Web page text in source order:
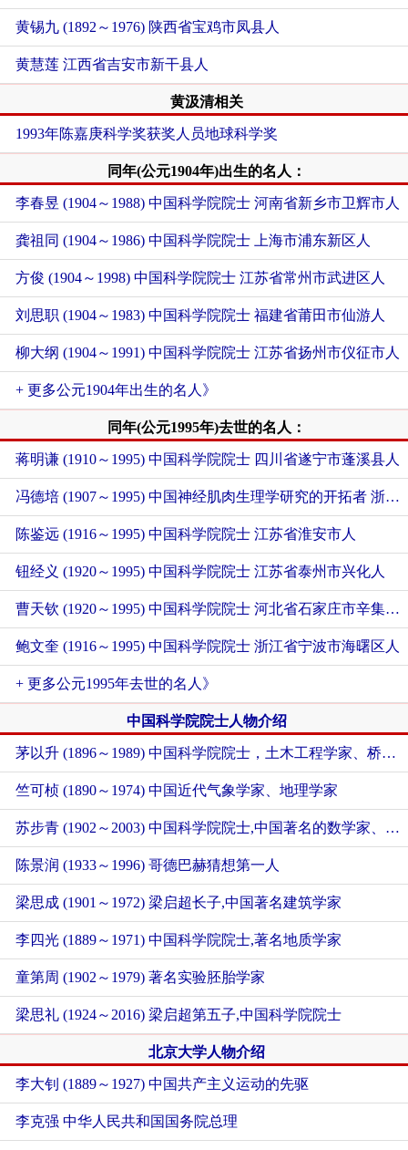
黄锡九 (1892～1976) 陕西省宝鸡市凤县人
黄慧莲 江西省吉安市新干县人
黄汲清相关
1993年陈嘉庚科学奖获奖人员地球科学奖
同年(公元1904年)出生的名人：
李春昱 (1904～1988) 中国科学院院士 河南省新乡市卫辉市人
龚祖同 (1904～1986) 中国科学院院士 上海市浦东新区人
方俊 (1904～1998) 中国科学院院士 江苏省常州市武进区人
刘思职 (1904～1983) 中国科学院院士 福建省莆田市仙游人
柳大纲 (1904～1991) 中国科学院院士 江苏省扬州市仪征市人
+ 更多公元1904年出生的名人》
同年(公元1995年)去世的名人：
蒋明谦 (1910～1995) 中国科学院院士 四川省遂宁市蓬溪县人
冯德培 (1907～1995) 中国神经肌肉生理学研究的开拓者 浙江省台州市临海市人
陈鉴远 (1916～1995) 中国科学院院士 江苏省淮安市人
钮经义 (1920～1995) 中国科学院院士 江苏省泰州市兴化人
曹天钦 (1920～1995) 中国科学院院士 河北省石家庄市辛集市人
鲍文奎 (1916～1995) 中国科学院院士 浙江省宁波市海曙区人
+ 更多公元1995年去世的名人》
中国科学院院士人物介绍
茅以升 (1896～1989) 中国科学院院士，土木工程学家、桥梁专家、工程教育家
竺可桢 (1890～1974) 中国近代气象学家、地理学家
苏步青 (1902～2003) 中国科学院院士,中国著名的数学家、教育家，中国微分几何学派创始人
陈景润 (1933～1996) 哥德巴赫猜想第一人
梁思成 (1901～1972) 梁启超长子,中国著名建筑学家
李四光 (1889～1971) 中国科学院院士,著名地质学家
童第周 (1902～1979) 著名实验胚胎学家
梁思礼 (1924～2016) 梁启超第五子,中国科学院院士
北京大学人物介绍
李大钊 (1889～1927) 中国共产主义运动的先驱
李克强 中华人民共和国国务院总理